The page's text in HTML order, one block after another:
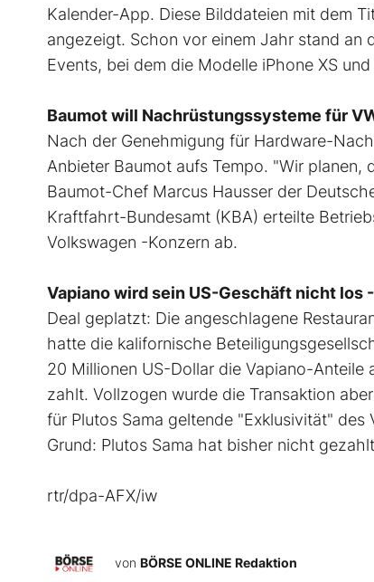
Kalender-App. Diese Bilddateien mit dem
angezeigt. Schon vor einem Jahr stand an
Events, bei dem die Modelle iPhone XS
Baumot will Nachrüstungssysteme für
Nach der Genehmigung für Hardware-
Anbieter Baumot aufs Tempo. "Wir planen,
Baumot-Chef Marcus Hausser der
Kraftfahrt-Bundesamt (KBA) erteilte
Volkswagen -Konzern ab.
Vapiano wird sein US-Geschäft nicht los
Deal geplatzt: Die angeschlagene
hatte die kalifornische
20 Millionen US-Dollar die Vapiano-Anteile
zahlt. Vollzogen wurde die Transaktion
für Plutos Sama geltende "Exklusivität"
Grund: Plutos Sama hat bisher nicht
rtr/dpa-AFX/iw
von BÖRSE ONLINE Redaktion